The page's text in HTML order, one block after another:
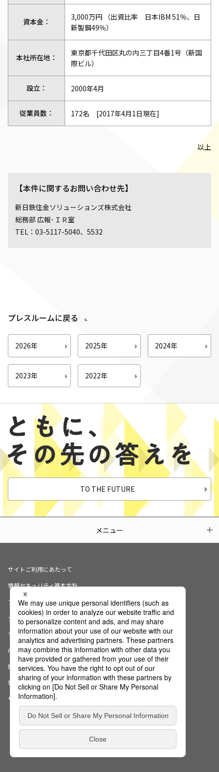
資本金：
3,000万円 （出資比率 日本IBM 51％、日
新製鋼49％）
本社所在地：
東京都千代田区丸の内三丁目4番1号（新国
際ビル）
設立： 2000年4月
従業員数： 172名 [2017年4月1日現在]
以上
【本件に関するお問い合わせ先】
新日鉄住金ソリューションズ株式会社
総務部 広報･ＩＲ室
TEL：03-5117-5040、5532
プレスルームに戻る
2026年 2025年 2024年
2023年 2022年
TO THE FUTURE
メニュー
サイトご利用にあたって
情報セキュリティ基本方針
プライバシーポリシー
クッキーの使用について
ソーシャルメディアポリシー
AI倫理宣言
商標・登録商標について
電子公告
サイトマップ
Copyright (c) NS Solutions Corporation.